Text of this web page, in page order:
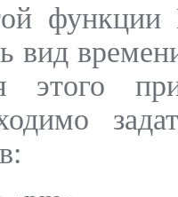
функции
вид
этого